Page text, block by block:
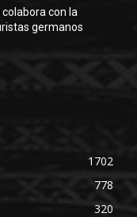
con la
germanos
1702
778
320